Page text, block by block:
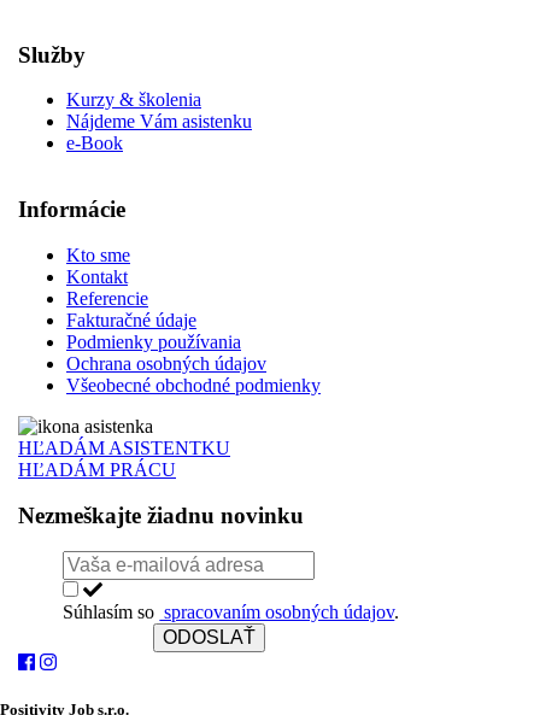
Služby
Kurzy & školenia
Nájdeme Vám asistenku
e-Book
Informácie
Kto sme
Kontakt
Referencie
Fakturačné údaje
Podmienky používania
Ochrana osobných údajov
Všeobecné obchodné podmienky
HĽADÁM ASISTENTKU
HĽADÁM PRÁCU
Nezmeškajte žiadnu novinku
Súhlasím so spracovaním osobných údajov.
ODOSLAŤ
Positivity Job s.r.o.